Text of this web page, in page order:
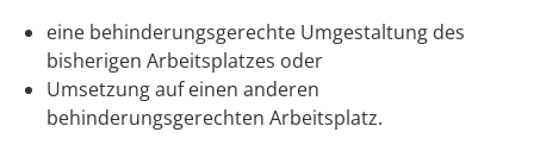
eine behinderungsgerechte Umgestaltung des
bisherigen Arbeitsplatzes oder
Umsetzung auf einen anderen
behinderungsgerechten Arbeitsplatz.